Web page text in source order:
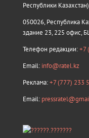
Республики
050026, Республика
здание 23, 225 офис,
Телефон редакции:+7
Email: info@ratel.kz
Реклама:+7 (777) 233
Email: